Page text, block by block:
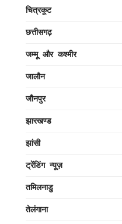
चित्रकूट
छत्तीसगढ़
जम्मू और कश्मीर
जालौन
जौनपुर
झारखण्ड
झांसी
ट्रेंडिंग न्यूज़
तमिलनाडु
तेलंगाना